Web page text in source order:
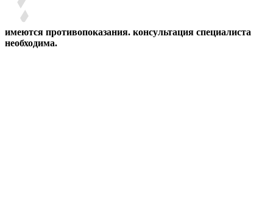
имеются противопоказания. консультация специалиста
необходима.